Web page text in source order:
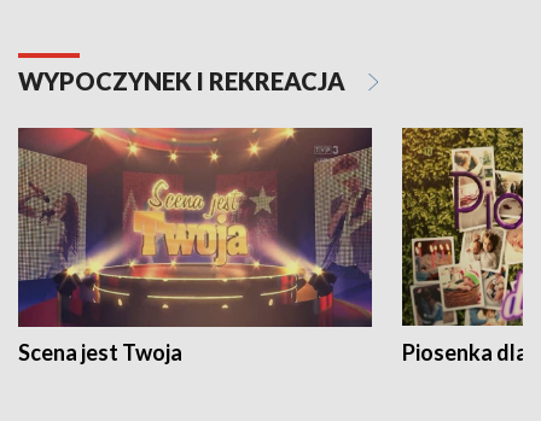
WYPOCZYNEK I REKREACJA
Scena jest Twoja Piosenka dla